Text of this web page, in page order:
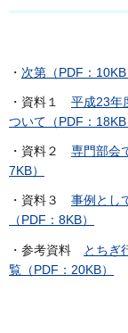
・ 次第（PDF：10KB
・資料１ 平成23年
ついて（PDF：18KB
・資料２ 専門部会
7KB）
・資料３ 事例とし
（PDF：8KB）
・参考資料
とちぎ
覧（PDF：20KB）